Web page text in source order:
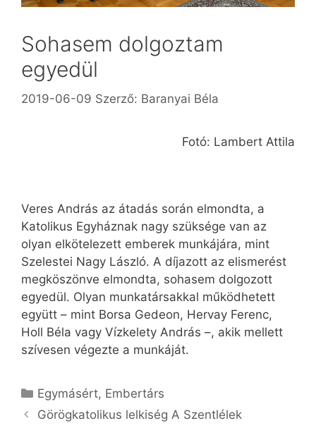
Sohasem dolgoztam
egyedül
2019-06-09 Szerző: Baranyai Béla
Fotó: Lambert Attila
Veres András az átadás során elmondta, a
Katolikus Egyháznak nagy szüksége van az
olyan elkötelezett emberek munkájára, mint
Szelestei Nagy László. A díjazott az elismerést
megköszönve elmondta, sohasem dolgozott
egyedül. Olyan munkatársakkal működhetett
együtt – mint Borsa Gedeon, Hervay Ferenc,
Holl Béla vagy Vízkelety András –, akik mellett
szívesen végezte a munkáját.
Kategória
Egymásért, Embertárs
Görögkatolikus lelkiség A Szentlélek